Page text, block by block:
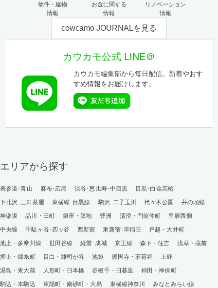
物件・建物
情報
お金に関する
情報
リノベーション
情報
cowcamo JOURNALを見る
カウカモ公式 LINE＠
カウカモ編集部から毎日配信。新着やおす
すめ情報をお届けします。
エリアから探す
表参道･青山 麻布･広尾 渋谷･恵比寿･中目黒
目黒･白金高輪
下北沢･三軒茶屋
東横線･目黒線 駒沢･二子玉川 代々木公園
井の頭線
神楽坂
品川・田町 銀座・築地 豊洲 清澄・門前仲町
皇居西側
中央線
千駄ヶ谷･四ッ谷 西新宿 東新宿･早稲田
戸越・大井町
池上・多摩川線
世田谷線 経堂･成城 京王線 森下・住吉
浅草・蔵前
押上・錦糸町
目白・雑司が谷 池袋 護国寺・茗荷谷
上野
湯島・東大前
人形町・日本橋 谷根千・日暮里
神田・神保町
駒込・本駒込
東陽町・南砂町・大島 東横線神奈川
みなとみらい線